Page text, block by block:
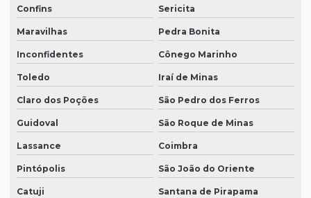
Confins Sericita
Maravilhas Pedra Bonita
Inconfidentes Cônego Marinho
Toledo Iraí de Minas
Claro dos Poções São Pedro dos Ferros
Guidoval São Roque de Minas
Lassance Coimbra
Pintópolis São João do Oriente
Catuji Santana de Pirapama